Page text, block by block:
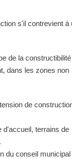
s'il contrevient à
de la constructibilité
dans les zones non
de
d'accueil, terrains de
du conseil municipal